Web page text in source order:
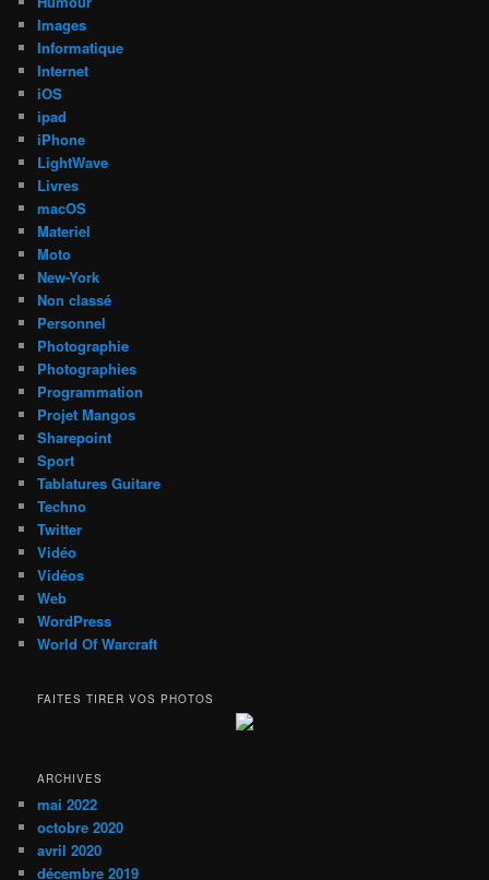
Images
Informatique
Internet
iOS
ipad
iPhone
LightWave
Livres
macOS
Materiel
Moto
New-York
Non classé
Personnel
Photographie
Photographies
Programmation
Projet Mangos
Sharepoint
Sport
Tablatures Guitare
Techno
Twitter
Vidéo
Vidéos
Web
WordPress
World Of Warcraft
FAITES TIRER VOS PHOTOS
ARCHIVES
mai 2022
octobre 2020
avril 2020
décembre 2019